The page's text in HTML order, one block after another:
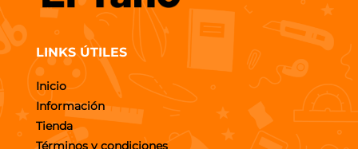
LINKS ÚTILES
Inicio
Información
Tienda
Términos y condiciones